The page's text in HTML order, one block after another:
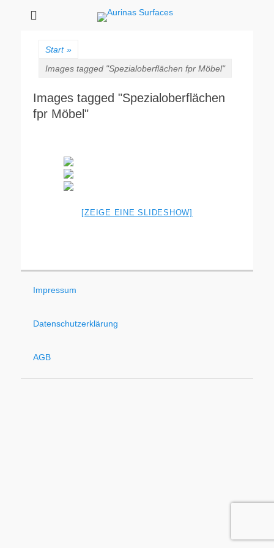
Aurinas Surfaces
Oberflächen Manufaktur
Start »
Images tagged "Spezialoberflächen fpr Möbel"
Images tagged "Spezialoberflächen
fpr Möbel"
[ZEIGE EINE SLIDESHOW]
Impressum
Datenschutzerklärung
AGB